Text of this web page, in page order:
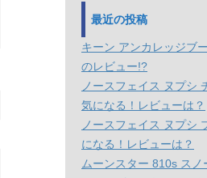
最近の投稿
キーン アンカレッジブ
のレビュー!?
ノースフェイス ヌプシ
気になる！レビューは？
ノースフェイス ヌプシ
になる！レビューは？
ムーンスター 810s ス